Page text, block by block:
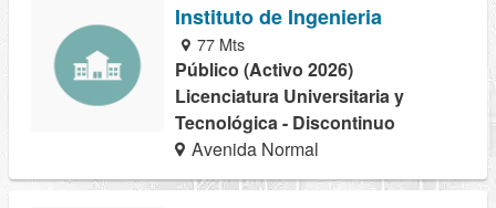
Instituto de Ingenieria
77 Mts
Público (Activo 2026)
Licenciatura Universitaria y
Tecnológica - Discontinuo
Avenida Normal